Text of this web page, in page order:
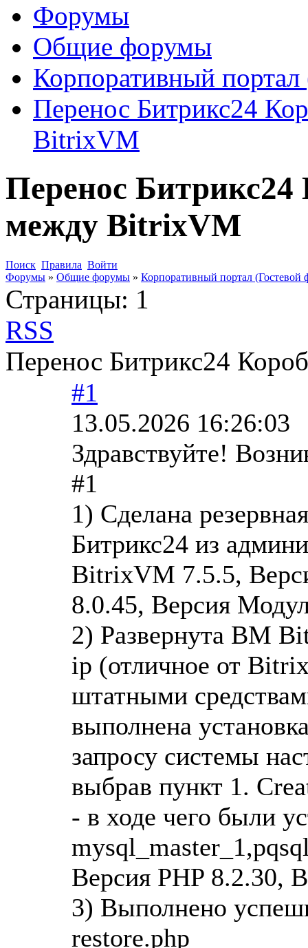
Форумы
Общие форумы
Корпоративный
Перенос Битрикс24
BitrixVM
Перенос Битрикс24
между BitrixVM
Поиск Правила Войти
Форумы » Общие форумы » Корпоративный портал (Гостевой
Страницы: 1
RSS
Перенос Битрикс24
#1
13.05.2026 16:26:03
Здравствуйте!
#1
1) Сделана
Битрикс24 из
BitrixVM 7.5.5,
8.0.45, Версия
2) Развернута ВМ
ip (отличное от
штатными
выполнена
запросу системы
выбрав пункт 1.
- в ходе чего были
Версия PHP 8.2.30,
3) Выполнено
restore.php